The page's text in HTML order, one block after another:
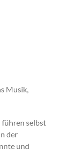
Musik,
führen selbst
der
und